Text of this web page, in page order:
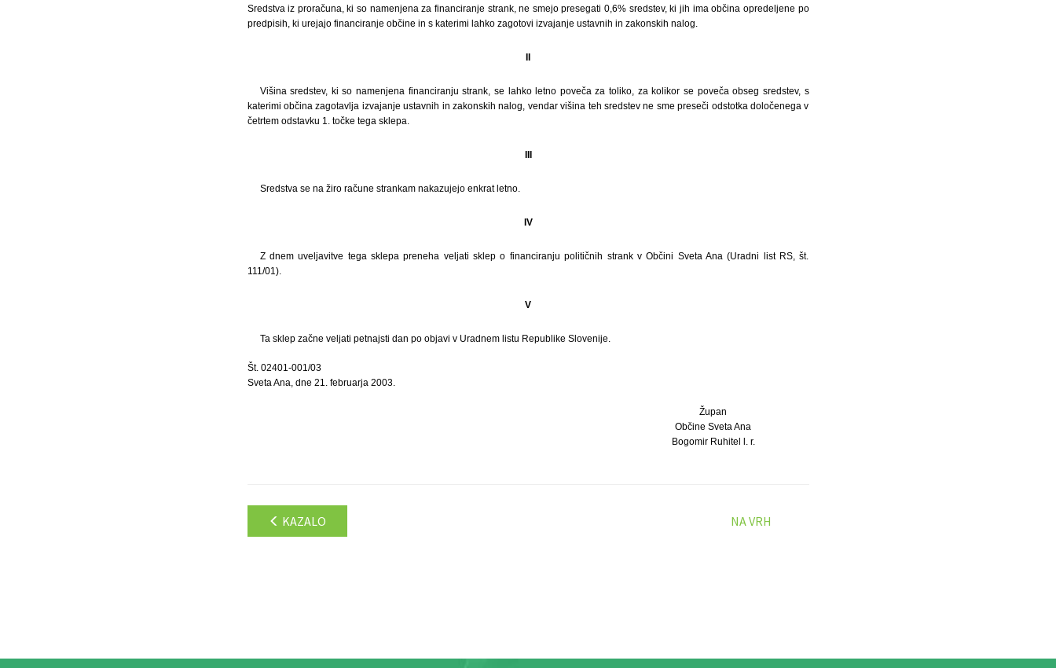
Sredstva iz proračuna, ki so namenjena za financiranje strank, ne smejo presegati 0,6% sredstev, ki jih ima občina opredeljene po
predpisih, ki urejajo financiranje občine in s katerimi lahko zagotovi izvajanje ustavnih in zakonskih nalog.
II
Višina sredstev, ki so namenjena financiranju strank, se lahko letno poveča za toliko, za kolikor se poveča obseg sredstev, s
katerimi občina zagotavlja izvajanje ustavnih in zakonskih nalog, vendar višina teh sredstev ne sme preseči odstotka določenega v
četrtem odstavku 1. točke tega sklepa.
III
Sredstva se na žiro račune strankam nakazujejo enkrat letno.
IV
Z dnem uveljavitve tega sklepa preneha veljati sklep o financiranju političnih strank v Občini Sveta Ana (Uradni list RS, št.
111/01).
V
Ta sklep začne veljati petnajsti dan po objavi v Uradnem listu Republike Slovenije.
Št. 02401-001/03
Sveta Ana, dne 21. februarja 2003.
Župan
Občine Sveta Ana
Bogomir Ruhitel l. r.
KAZALO NA VRH